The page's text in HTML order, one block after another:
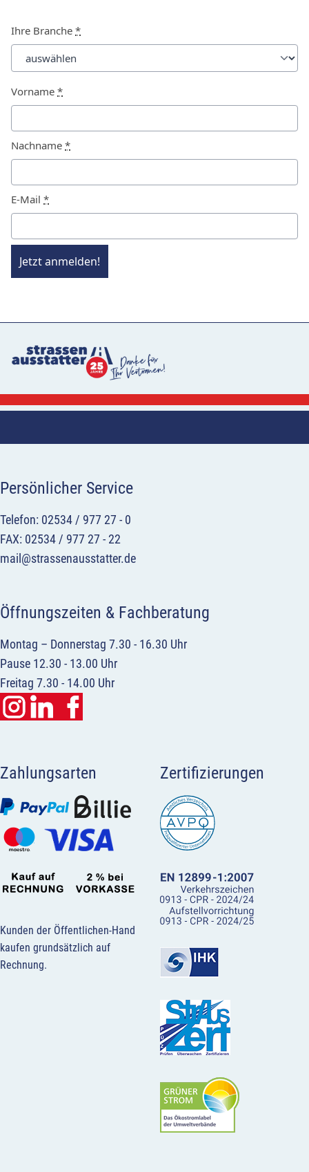
Ihre Branche *
Vorname *
Nachname *
E-Mail *
Jetzt anmelden!
Persönlicher Service
Telefon: 02534 / 977 27 - 0
FAX: 02534 / 977 27 - 22
mail@strassenausstatter.de
Öffnungszeiten & Fachberatung
Montag – Donnerstag 7.30 - 16.30 Uhr
Pause 12.30 - 13.00 Uhr
Freitag 7.30 - 14.00 Uhr
Zahlungsarten
Kunden der Öffentlichen-Hand
kaufen grundsätzlich auf
Rechnung.
Zertifizierungen